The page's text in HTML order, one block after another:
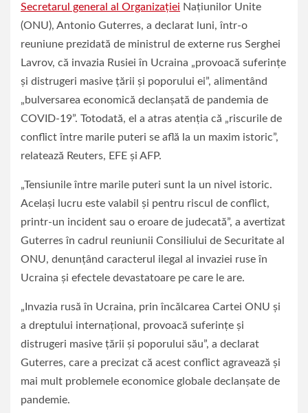
Secretarul general al Organizaţiei Naţiunilor Unite
(ONU), Antonio Guterres, a declarat luni, într-o
reuniune prezidată de ministrul de externe rus Serghei
Lavrov, că invazia Rusiei în Ucraina „provoacă suferinţe
şi distrugeri masive ţării şi poporului ei”, alimentând
„bulversarea economică declanşată de pandemia de
COVID-19”. Totodată, el a atras atenţia că „riscurile de
conflict între marile puteri se află la un maxim istoric”,
relatează Reuters, EFE şi AFP.
„Tensiunile între marile puteri sunt la un nivel istoric.
Acelaşi lucru este valabil şi pentru riscul de conflict,
printr-un incident sau o eroare de judecată”, a avertizat
Guterres în cadrul reuniunii Consiliului de Securitate al
ONU, denunţând caracterul ilegal al invaziei ruse în
Ucraina şi efectele devastatoare pe care le are.
„Invazia rusă în Ucraina, prin încălcarea Cartei ONU şi
a dreptului internaţional, provoacă suferinţe şi
distrugeri masive ţării şi poporului său”, a declarat
Guterres, care a precizat că acest conflict agravează şi
mai mult problemele economice globale declanşate de
pandemie.